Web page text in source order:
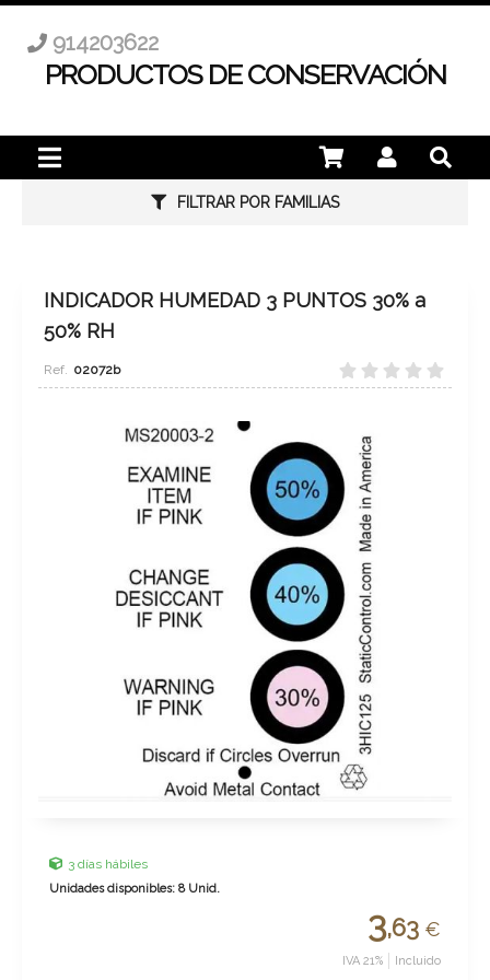
PRODUCTOS DE CONSERVACIÓN
914203622
FILTRAR POR FAMILIAS
INDICADOR HUMEDAD 3 PUNTOS 30% a
50% RH
02072b
3 días hábiles
Unidades disponibles: 8 Unid.
3,63 €
IVA 21% Incluido